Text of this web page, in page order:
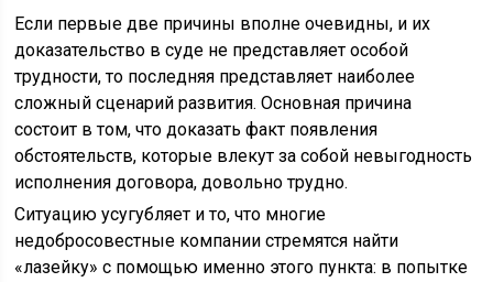
Если первые две причины вполне очевидны, и их
доказательство в суде не представляет особой
трудности, то последняя представляет наиболее
сложный сценарий развития. Основная причина
состоит в том, что доказать факт появления
обстоятельств, которые влекут за собой невыгодность
исполнения договора, довольно трудно.
Ситуацию усугубляет и то, что многие
недобросовестные компании стремятся найти
«лазейку» с помощью именно этого пункта: в попытке